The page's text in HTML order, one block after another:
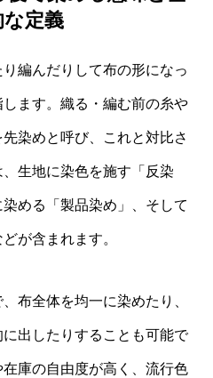
な定義
編んだりして布の形になっ
ます。織る・編む前の糸や
染めと呼び、これと対比さ
生地に染色を施す「反染
める「製品染め」、そして
が含まれます。
布全体を均一に染めたり、
出したりすることも可能で
庫の自由度が高く、流行色